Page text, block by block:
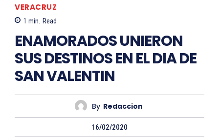
VERACRUZ
1 min. Read
ENAMORADOS UNIERON
SUS DESTINOS EN EL DIA DE
SAN VALENTIN
By Redaccion
16/02/2020